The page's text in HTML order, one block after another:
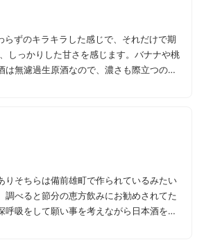
ずのキラキラした感じで、それだけで期
無濾過生原酒なので、濃さも際立つのか
りそちらは備前雄町で作られているみたい
べると節分の恵方飲みにお勧めされてた
吸をして願い事を考えながら日本酒を飲